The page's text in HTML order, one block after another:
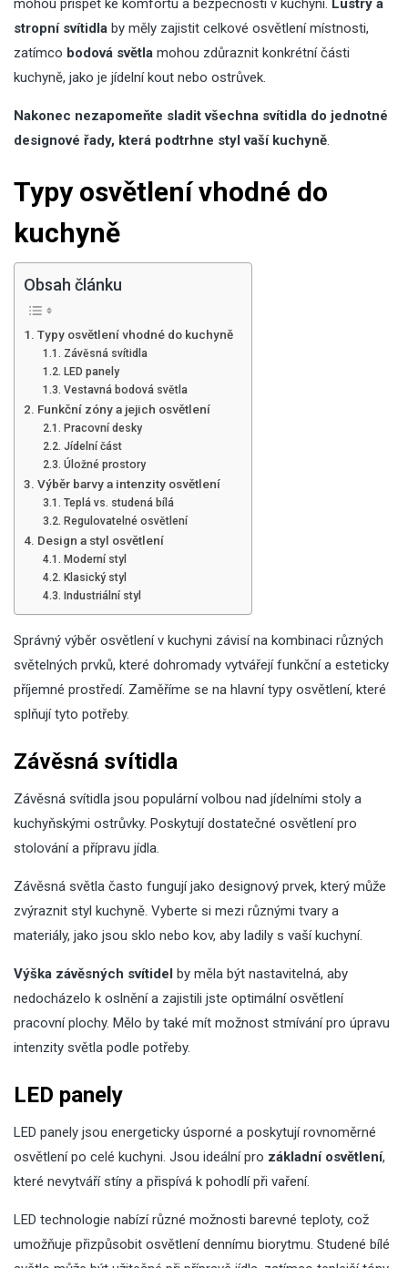
mohou přispět ke komfortu a bezpečnosti v kuchyni. Lustry a
stropní svítidla by měly zajistit celkové osvětlení místnosti,
zatímco bodová světla mohou zdůraznit konkrétní části
kuchyně, jako je jídelní kout nebo ostrůvek.
Nakonec nezapomeňte sladit všechna svítidla do jednotné
designové řady, která podtrhne styl vaší kuchyně.
Typy osvětlení vhodné do
kuchyně
Obsah článku
Typy osvětlení vhodné do kuchyně
Závěsná svítidla
LED panely
Vestavná bodová světla
Funkční zóny a jejich osvětlení
Pracovní desky
Jídelní část
Úložné prostory
Výběr barvy a intenzity osvětlení
Teplá vs. studená bílá
Regulovatelné osvětlení
Design a styl osvětlení
Moderní styl
Klasický styl
Industriální styl
Správný výběr osvětlení v kuchyni závisí na kombinaci různých
světelných prvků, které dohromady vytvářejí funkční a esteticky
příjemné prostředí. Zaměříme se na hlavní typy osvětlení, které
splňují tyto potřeby.
Závěsná svítidla
Závěsná svítidla jsou populární volbou nad jídelními stoly a
kuchyňskými ostrůvky. Poskytují dostatečné osvětlení pro
stolování a přípravu jídla.
Závěsná světla často fungují jako designový prvek, který může
zvýraznit styl kuchyně. Vyberte si mezi různými tvary a
materiály, jako jsou sklo nebo kov, aby ladily s vaší kuchyní.
Výška závěsných svítidel by měla být nastavitelná, aby
nedocházelo k oslnění a zajistili jste optimální osvětlení
pracovní plochy. Mělo by také mít možnost stmívání pro úpravu
intenzity světla podle potřeby.
LED panely
LED panely jsou energeticky úsporné a poskytují rovnoměrné
osvětlení po celé kuchyni. Jsou ideální pro základní osvětlení,
které nevytváří stíny a přispívá k pohodlí při vaření.
LED technologie nabízí různé možnosti barevné teploty, což
umožňuje přizpůsobit osvětlení dennímu biorytmu. Studené bílé